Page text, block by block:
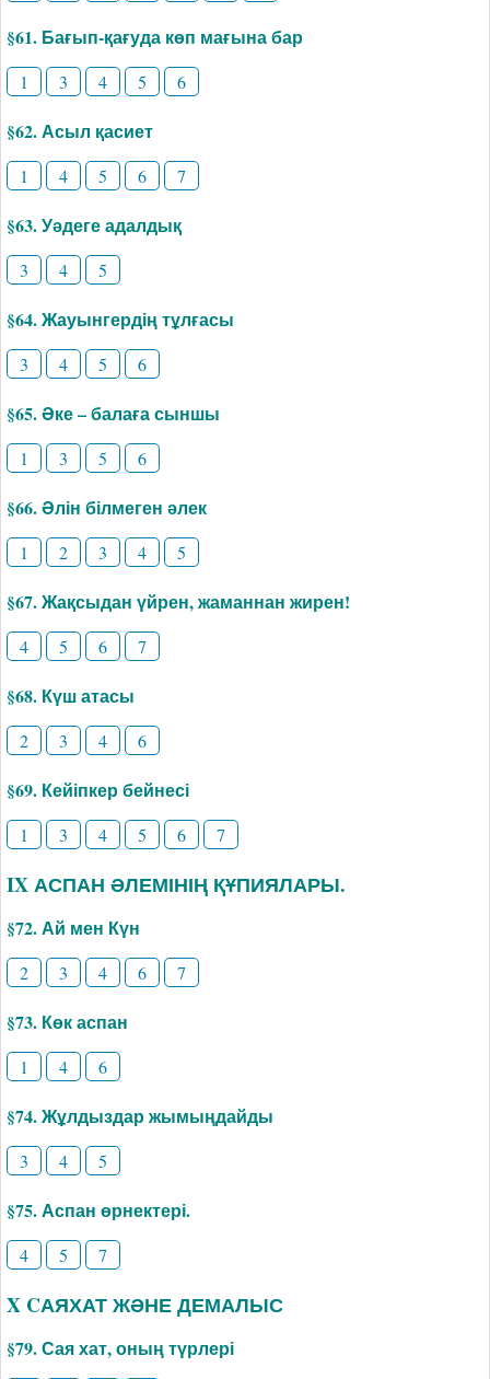
§61. Бағып-қағуда көп мағына бар
1 3 4 5 6
§62. Асыл қасиет
1 4 5 6 7
§63. Уәдеге адалдық
3 4 5
§64. Жауынгердің тұлғасы
3 4 5 6
§65. Әке – балаға сыншы
1 3 5 6
§66. Әлін білмеген әлек
1 2 3 4 5
§67. Жақсыдан үйрен, жаманнан жирен!
4 5 6 7
§68. Күш атасы
2 3 4 6
§69. Кейіпкер бейнесі
1 3 4 5 6 7
IX АСПАН ӘЛЕМІНІҢ ҚҰПИЯЛАРЫ.
§72. Ай мен Күн
2 3 4 6 7
§73. Көк аспан
1 4 6
§74. Жұлдыздар жымыңдайды
3 4 5
§75. Аспан өрнектері.
4 5 7
X CАЯХАТ ЖӘНЕ ДЕМАЛЫС
§79. Сая хат, оның түрлері